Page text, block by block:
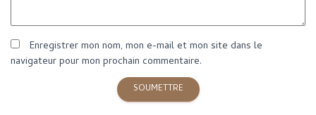
Enregistrer mon nom, mon e-mail et mon site dans le
navigateur pour mon prochain commentaire.